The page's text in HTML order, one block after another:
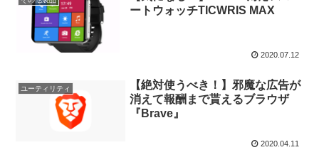
ートウォッチTICWRIS MAX
2020.07.12
ユーティリティ
【絶対使うべき！】邪魔な広告が
消えて報酬まで貰えるブラウザ
『Brave』
2020.04.11